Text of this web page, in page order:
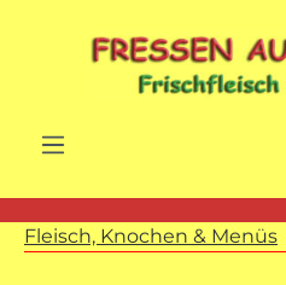
Fleisch, Knochen & Menüs